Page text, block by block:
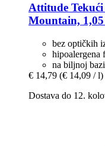
Attitude
Mountain,
bez optičkih
hipoalergena
na biljnoj bazi
€ 14,79 (€ 14,09 / l)
Dostava do 12.